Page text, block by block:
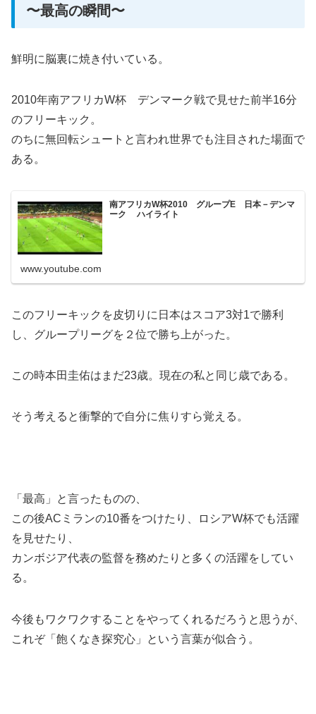
〜最高の瞬間〜
鮮明に脳裏に焼き付いている。
2010年南アフリカW杯 デンマーク戦で見せた前半16分
のフリーキック。
のちに無回転シュートと言われ世界でも注目された場面で
ある。
南アフリカW杯2010 グループE 日本－デンマ
ーク ハイライト
www.youtube.com
このフリーキックを皮切りに日本はスコア3対1で勝利
し、グループリーグを２位で勝ち上がった。
この時本田圭佑はまだ23歳。現在の私と同じ歳である。
そう考えると衝撃的で自分に焦りすら覚える。
「最高」と言ったものの、
この後ACミランの10番をつけたり、ロシアW杯でも活躍
を見せたり、
カンボジア代表の監督を務めたりと多くの活躍をしてい
る。
今後もワクワクすることをやってくれるだろうと思うが、
これぞ「飽くなき探究心」という言葉が似合う。